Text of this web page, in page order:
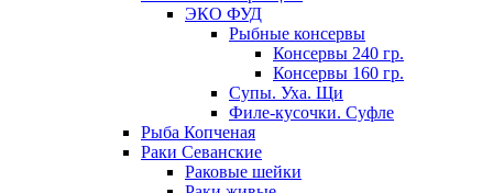
ЭКО ФУД
Рыбные консервы
Консервы 240 гр.
Консервы 160 гр.
Супы. Уха. Щи
Филе-кусочки. Суфле
Рыба Копченая
Раки Севанские
Раковые шейки